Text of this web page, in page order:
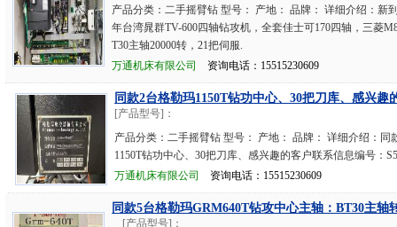
产品分类：二手摇臂钻 型号： 产地： 品牌： 详细介绍：新
年台湾晁群TV-600四轴钻攻机，全套佳士可170四轴，三菱
T30主轴20000转，21把伺服.
万通机床有限公司
资询电话：15515230609
同款2台格勒玛1150T钻功中心、30把刀库、感兴趣
[产品型号]：
产品分类：二手摇臂钻 型号： 产地： 品牌： 详细介绍：同
1150T钻功中心、30把刀库、感兴趣的客户联系信息编号：
万通机床有限公司
资询电话：15515230609
同款5台格勒玛GRM640T钻攻中心主轴：BT30主轴
[产品型号]：